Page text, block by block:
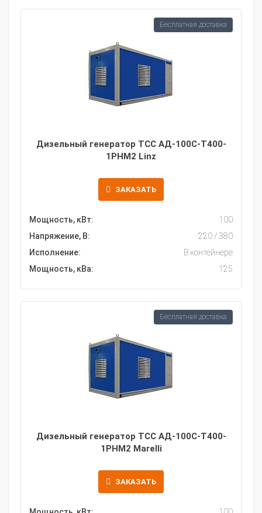
Дизельный генератор ТСС АД-100С-Т400-
1РНМ2 Linz
ЗАКАЗАТЬ
Мощность, кВт:
100
Напряжение, В:
220 / 380
Исполнение:
В контейнере
Мощность, кВа:
125
Бесплатная доставка
Дизельный генератор ТСС АД-100С-Т400-
1РНМ2 Marelli
ЗАКАЗАТЬ
Бесплатная доставка